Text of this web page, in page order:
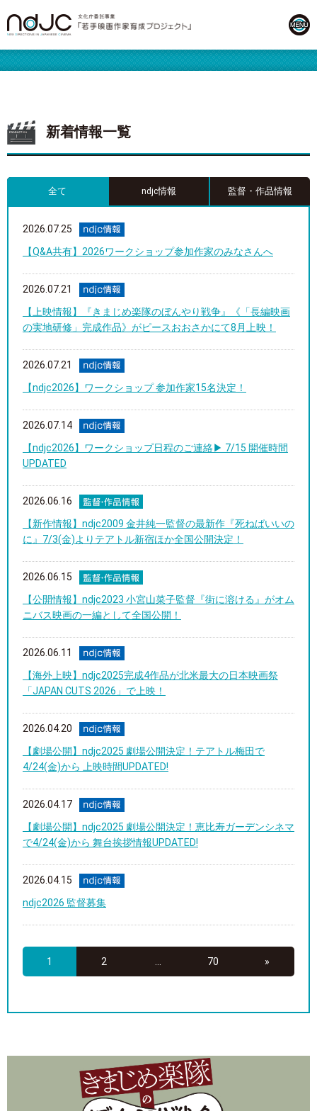
新着情報一覧
全て ndjc情報 監督・作品情報
2026.07.25
【Q&A共有】2026ワークショップ参加作家のみなさんへ
2026.07.21
【上映情報】『きまじめ楽隊のぼんやり戦争』《「長編映画
の実地研修」完成作品》がピースおおさかにて8月上映！
2026.07.21
【ndjc2026】ワークショップ 参加作家15名決定！
2026.07.14
【ndjc2026】ワークショップ日程のご連絡▶︎ 7/15 開催時間
UPDATED
2026.06.16
【新作情報】ndjc2009 金井純一監督の最新作『死ねばいいの
に』7/3(金)よりテアトル新宿ほか全国公開決定！
2026.06.15
【公開情報】ndjc2023 小宮山菜子監督『街に溶ける』がオム
ニバス映画の一編として全国公開！
2026.06.11
【海外上映】ndjc2025完成4作品が北米最大の日本映画祭
「JAPAN CUTS 2026」で上映！
2026.04.20
【劇場公開】ndjc2025 劇場公開決定！テアトル梅田で
4/24(金)から 上映時間UPDATED!
2026.04.17
【劇場公開】ndjc2025 劇場公開決定！恵比寿ガーデンシネマ
で4/24(金)から 舞台挨拶情報UPDATED!
2026.04.15
ndjc2026 監督募集
1 2 70 »